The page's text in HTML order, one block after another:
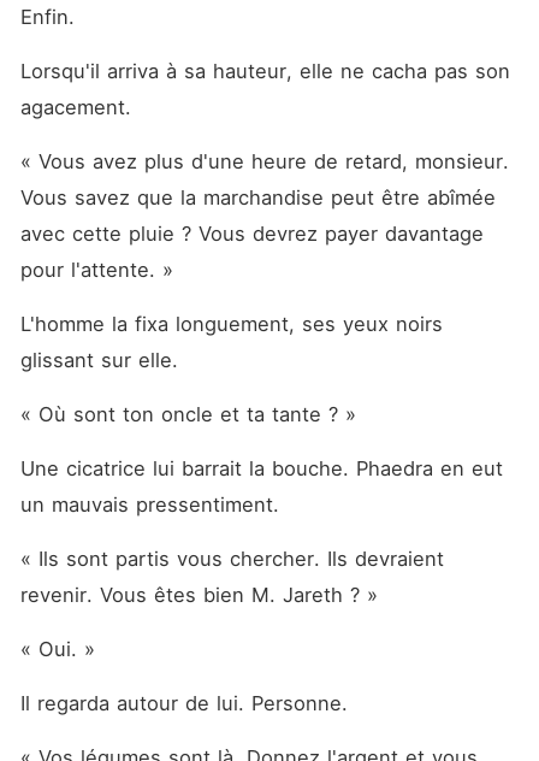
Enfin.
Lorsqu'il arriva à sa hauteur, elle ne cacha pas son
agacement.
« Vous avez plus d'une heure de retard, monsieur.
Vous savez que la marchandise peut être abîmée
avec cette pluie ? Vous devrez payer davantage
pour l'attente. »
L'homme la fixa longuement, ses yeux noirs
glissant sur elle.
« Où sont ton oncle et ta tante ? »
Une cicatrice lui barrait la bouche. Phaedra en eut
un mauvais pressentiment.
« Ils sont partis vous chercher. Ils devraient
revenir. Vous êtes bien M. Jareth ? »
« Oui. »
Il regarda autour de lui. Personne.